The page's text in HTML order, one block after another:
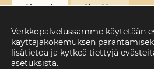
Kuvat Kartta
Verkkopalvelussamme käytetään
käyttäjäkokemuksen
lisätietoa ja kytkeä tiettyjä
asetuksista.